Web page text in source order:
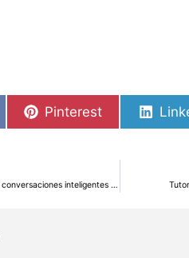
Pinterest
Google Chrome integra acceso directo a Gemini para conversaciones inteligentes desde la barra de direcciones